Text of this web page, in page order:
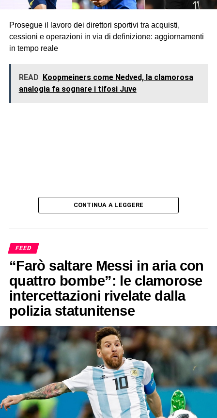
Prosegue il lavoro dei direttori sportivi tra acquisti,
cessioni e operazioni in via di definizione: aggiornamenti
in tempo reale
READ Koopmeiners come Nedved, la clamorosa
analogia fa sognare i tifosi Juve
CONTINUA A LEGGERE
FEED
“Farò saltare Messi in aria con
quattro bombe”: le clamorose
intercettazioni rivelate dalla
polizia statunitense